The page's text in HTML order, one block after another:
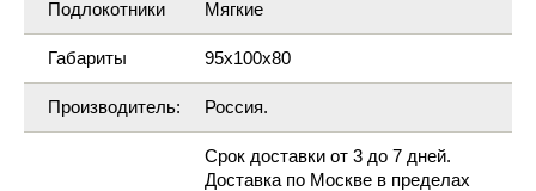
Подлокотники Мягкие
Габариты 95x100х80
Производитель: Россия.
Срок доставки от 3 до 7 дней.
Доставка по Москве в пределах